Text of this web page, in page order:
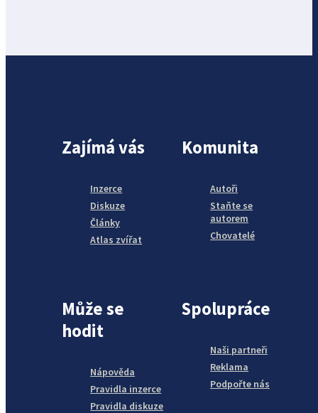
Zajímá vás
Inzerce
Diskuze
Články
Atlas zvířat
Komunita
Autoři
Staňte se
autorem
Chovatelé
Může se
hodit
Nápověda
Pravidla inzerce
Pravidla diskuze
Spolupráce
Naši partneři
Reklama
Podpořte nás